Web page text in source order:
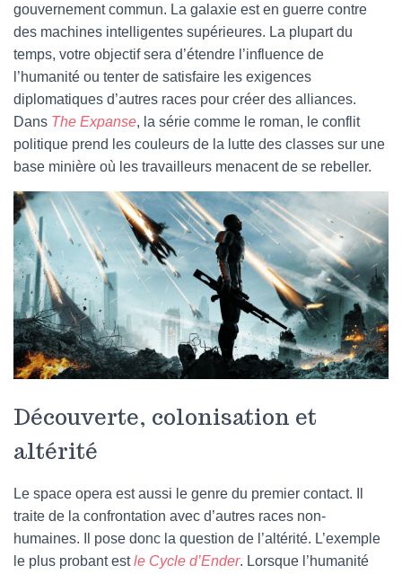
gouvernement commun. La galaxie est en guerre contre
des machines intelligentes supérieures. La plupart du
temps, votre objectif sera d’étendre l’influence de
l’humanité ou tenter de satisfaire les exigences
diplomatiques d’autres races pour créer des alliances.
Dans The Expanse, la série comme le roman, le conflit
politique prend les couleurs de la lutte des classes sur une
base minière où les travailleurs menacent de se rebeller.
Découverte, colonisation et
altérité
Le space opera est aussi le genre du premier contact. Il
traite de la confrontation avec d’autres races non-
humaines. Il pose donc la question de l’altérité. L’exemple
le plus probant estle Cycle d’Ender. Lorsque l’humanité